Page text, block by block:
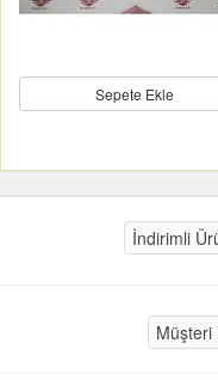
Sepete Ekle
İndirimli
Müşteri